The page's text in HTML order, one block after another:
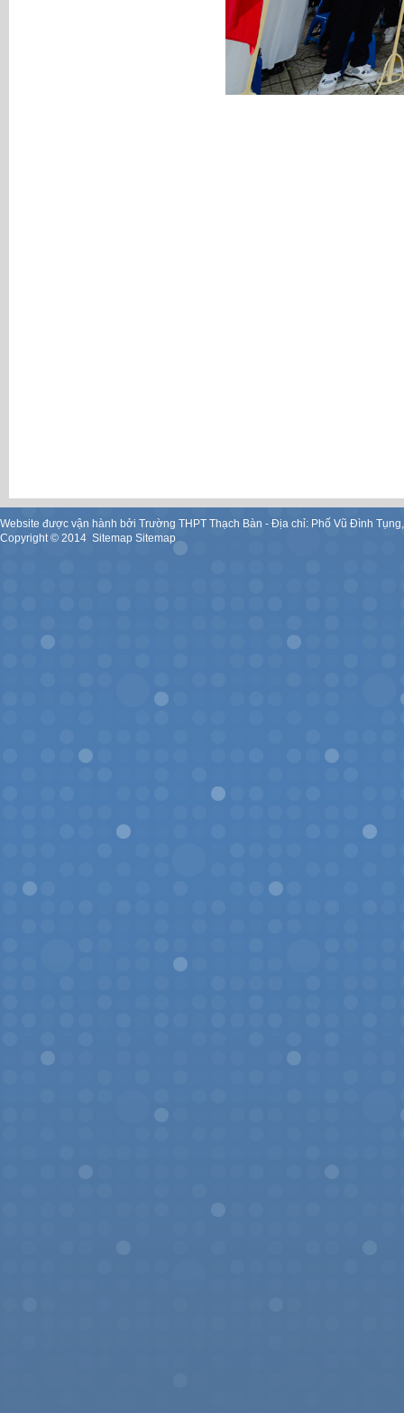
Website được vận hành bởi Trường THPT Thạch Bàn - Địa chỉ: Phố Vũ Đình
Copyright © 2014 Sitemap Sitemap